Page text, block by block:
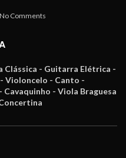
No Comments
Clássica - Guitarra Elétrica -
Violoncelo - Canto -
- Viola Braguesa